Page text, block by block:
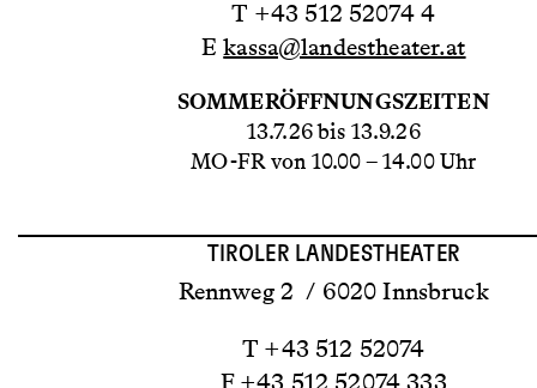
T +43 512 52074 4
Ekassa@landestheater.at
SOMMERÖFFNUNGSZEITEN
13.7.26 bis 13.9.26
MO-FR von 10.00 – 14.00 Uhr
TIROLER LANDESTHEATER
Rennweg 2 / 6020 Innsbruck
T +43 512 52074
F +43 512 52074 333